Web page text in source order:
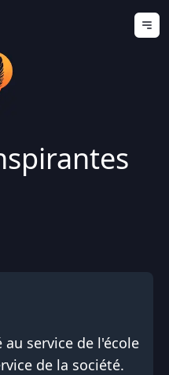
service de l'école
de la société.